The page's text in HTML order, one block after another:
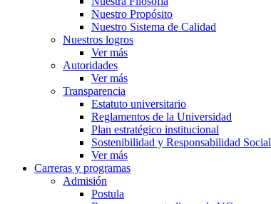
Nuestro Propósito
Nuestro Sistema de Calidad
Nuestros logros
Ver más
Autoridades
Ver más
Transparencia
Estatuto universitario
Reglamentos de la Universidad
Plan estratégico institucional
Sostenibilidad y Responsabilidad Social
Ver más
Carreras y programas
Admisión
Postula